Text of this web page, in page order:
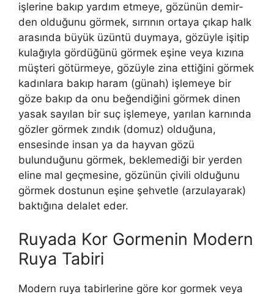
işlerine bakıp yardım etmeye, gözünün demir­
den olduğunu görmek, sırrının ortaya çıkap halk
arasında büyük üzüntü duymaya, gözüyle işitip
kulağıyla gördüğünü görmek eşine veya kızına
müşteri götürmeye, gözüyle zina ettiğini görmek
kadınlara bakıp haram (günah) işlemeye bir
göze bakıp da onu beğendiğini görmek dinen
yasak sayılan bir suç işlemeye, yarılan karnında
gözler görmek zındık (domuz) olduğuna,
ensesinde insan ya da hayvan gözü
bulunduğunu görmek, bek­lemediği bir yerden
eline mal geçmesine, gözünün çivili olduğunu
görmek dostunun eşine şehvetle (arzulayarak)
baktığına delalet eder.
Ruyada Kor Gormenin Modern
Ruya Tabiri
Modern ruya tabirlerine göre kor gormek veya